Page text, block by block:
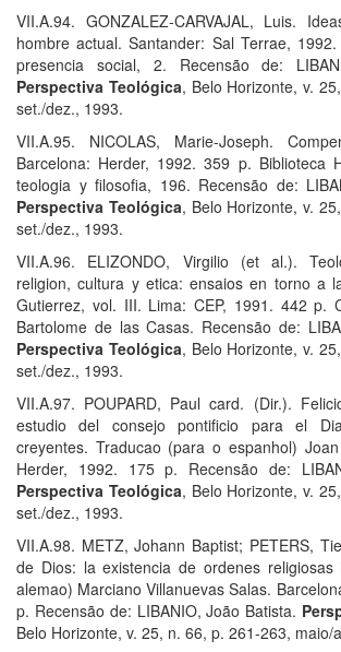
VII.A.94. GONZALEZ-CARVAJAL, Luis.
hombre actual. Santander: Sal Terrae,
presencia social, 2. Recensão de:
Perspectiva Teológica, Belo Horizonte, v.
set./dez., 1993.
VII.A.95. NICOLAS, Marie-Joseph.
Barcelona: Herder, 1992. 359 p. Biblioteca
teologia y filosofia, 196. Recensão de:
Perspectiva Teológica, Belo Horizonte, v.
set./dez., 1993.
VII.A.96. ELIZONDO, Virgilio (et al.).
religion, cultura y etica: ensaios en torno a
Gutierrez, vol. III. Lima: CEP, 1991. 442 p.
Bartolome de las Casas. Recensão de:
Perspectiva Teológica, Belo Horizonte, v.
set./dez., 1993.
VII.A.97. POUPARD, Paul card. (Dir.).
estudio del consejo pontificio para el
creyentes. Traducao (para o espanhol)
Herder, 1992. 175 p. Recensão de:
Perspectiva Teológica, Belo Horizonte, v.
set./dez., 1993.
VII.A.98. METZ, Johann Baptist; PETERS,
de Dios: la existencia de ordenes religiosas
alemao) Marciano Villanuevas Salas.
p. Recensão de: LIBANIO, João Batista.
Belo Horizonte, v. 25, n. 66, p. 261-263, maio/